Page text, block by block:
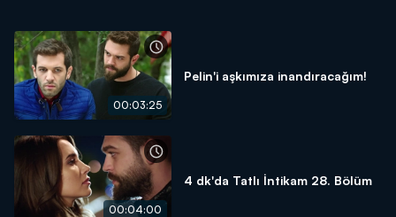
00:03:25
Pelin'i aşkımıza inandıracağım!
00:04:00
4 dk'da Tatlı İntikam 28. Bölüm